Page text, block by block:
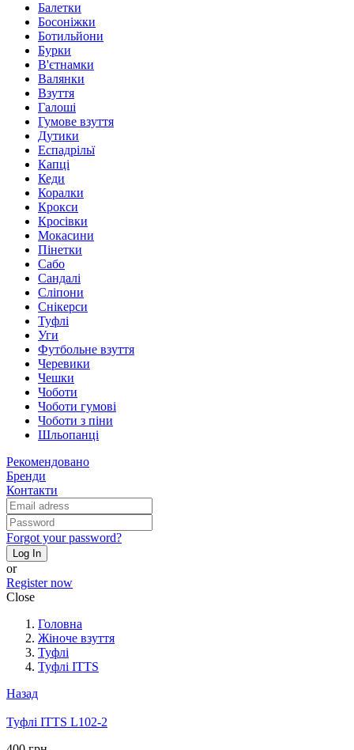
Балетки
Босоніжки
Ботильйони
Бурки
В'єтнамки
Валянки
Взуття
Галоші
Гумове взуття
Дутики
Еспадрільї
Капці
Кеди
Коралки
Крокси
Кросівки
Мокасини
Пінетки
Сабо
Сандалі
Сліпони
Снікерси
Туфлі
Уги
Футбольне взуття
Черевики
Чешки
Чоботи
Чоботи гумові
Чоботи з піни
Шльопанці
Рекомендовано
Бренди
Контакти
Forgot your password?
Log In
or
Register now
Close
Головна
Жіноче взуття
Туфлі
Туфлі ITTS
Назад
Туфлі ITTS L102-2